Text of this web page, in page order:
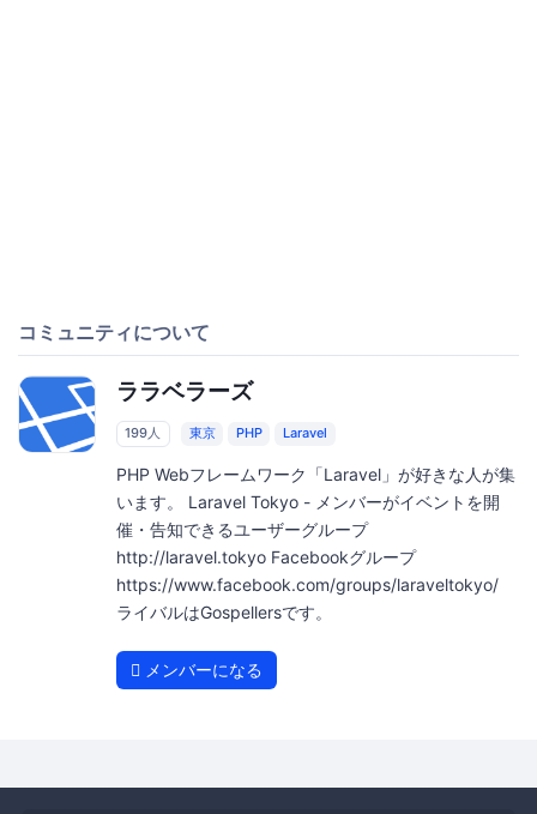
コミュニティについて
ララベラーズ
199人 東京 PHP Laravel
PHP Webフレームワーク「Laravel」が好きな人が集
います。 Laravel Tokyo - メンバーがイベントを開
催・告知できるユーザーグループ
http://laravel.tokyo Facebookグループ
https://www.facebook.com/groups/laraveltokyo/
ライバルはGospellersです。
メンバーになる